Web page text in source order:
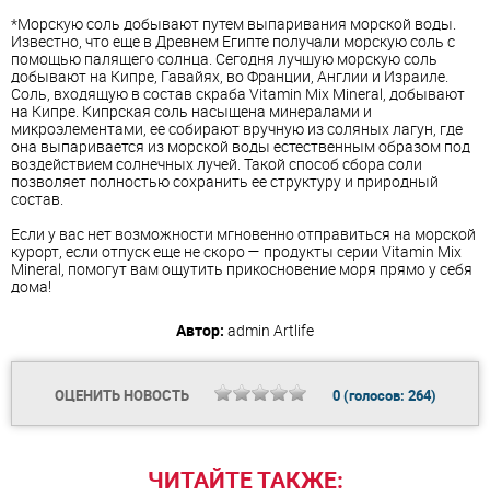
*Морскую соль добывают путем выпаривания морской воды.
Известно, что еще в Древнем Египте получали морскую соль с
помощью палящего солнца. Сегодня лучшую морскую соль
добывают на Кипре, Гавайях, во Франции, Англии и Израиле.
Соль, входящую в состав скраба Vitamin Mix Mineral, добывают
на Кипре. Кипрская соль насыщена минералами и
микроэлементами, ее собирают вручную из соляных лагун, где
она выпаривается из морской воды естественным образом под
воздействием солнечных лучей. Такой способ сбора соли
позволяет полностью сохранить ее структуру и природный
состав.
Если у вас нет возможности мгновенно отправиться на морской
курорт, если отпуск еще не скоро — продукты серии Vitamin Mix
Mineral, помогут вам ощутить прикосновение моря прямо у себя
дома!
Автор: admin Artlife
ОЦЕНИТЬ НОВОСТЬ 0(голосов: 264)
ЧИТАЙТЕ ТАКЖЕ: